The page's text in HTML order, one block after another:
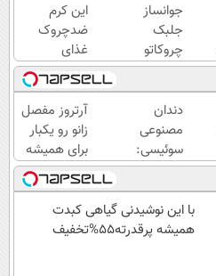
جوانساز
جلبک
چروکاتو
مثل اتو
صاف
میکنه
😍
این کرم
ضدچروک
غذای
پوستت
رو تامین
میکنه
(خرید با
40%تخفیف)
دندان
مصنوعی
سوئیسی:
جدیدترین
فناوری
اروپا،
سبک و
آرتروز مفصل
زانو رو یکبار
برای همیشه
درمان کن!
◗پرسش‌نامه◖
با این نوشیدنی گیاهی کبدت
همیشه پرقدرته55%تخفیف